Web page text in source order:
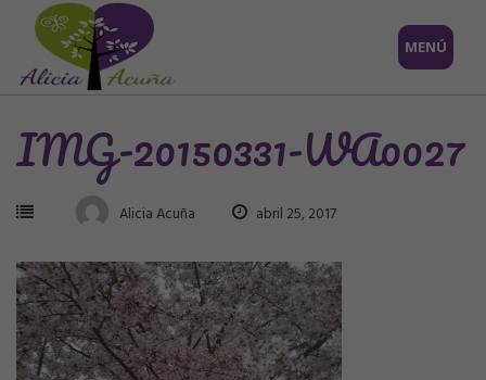
Saltar
contenido
MENÚ
IMG-20150331-WA0027
Alicia Acuña abril 25, 2017